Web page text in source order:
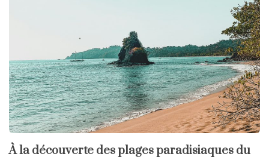
À la découverte des plages paradisiaques du